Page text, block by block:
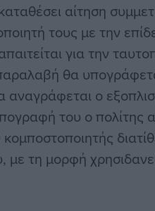
αίτηση
τους με την
για την
θα
αναγράφεται ο
του ο πολίτης
τη μορφή